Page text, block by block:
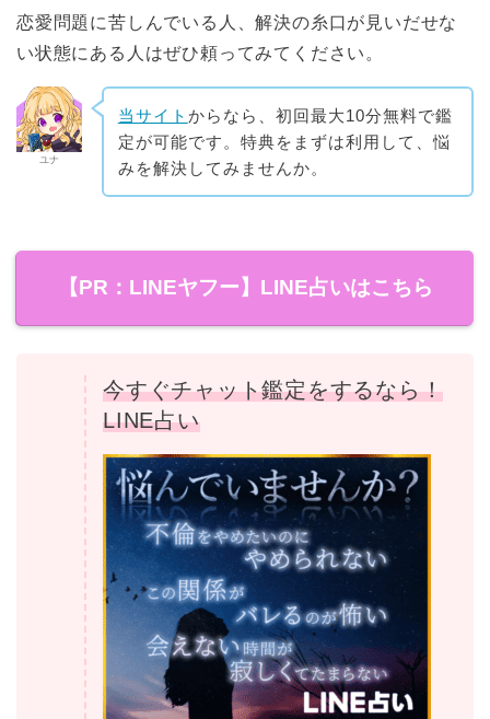
恋愛問題に苦しんでいる人、解決の糸口が見いだせな
い状態にある人はぜひ頼ってみてください。
ユナ
当サイト からなら、初回最大10分無料で鑑
定が可能です。特典をまずは利用して、悩
みを解決してみませんか。
【PR：LINEヤフー】LINE占いはこちら
今すぐチャット鑑定をするなら！
LINE占い